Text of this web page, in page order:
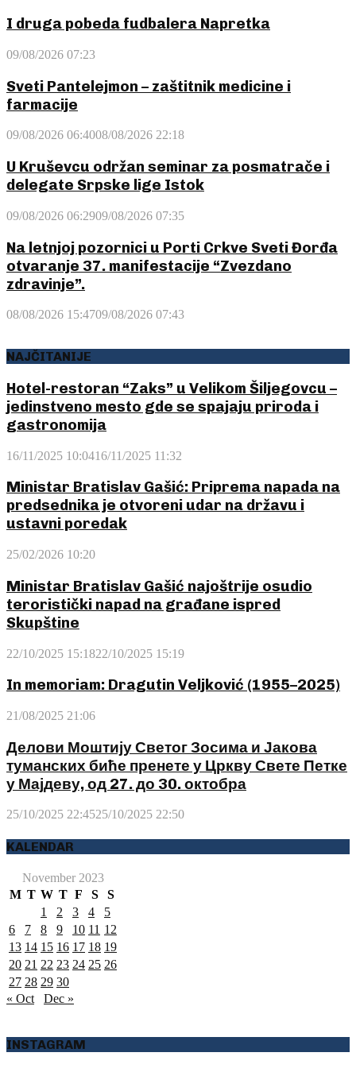
I druga pobeda fudbalera Napretka
09/08/2026 07:23
Sveti Pantelejmon – zaštitnik medicine i
farmacije
09/08/2026 06:4008/08/2026 22:18
U Kruševcu održan seminar za posmatrače i
delegate Srpske lige Istok
09/08/2026 06:2909/08/2026 07:35
Na letnjoj pozornici u Porti Crkve Sveti Đorđa
otvaranje 37. manifestacije “Zvezdano
zdravinje”.
08/08/2026 15:4709/08/2026 07:43
NAJČITANIJE
Hotel-restoran “Zaks” u Velikom Šiljegovcu –
jedinstveno mesto gde se spajaju priroda i
gastronomija
16/11/2025 10:0416/11/2025 11:32
Ministar Bratislav Gašić: Priprema napada na
predsednika je otvoreni udar na državu i
ustavni poredak
25/02/2026 10:20
Ministar Bratislav Gašić najoštrije osudio
teroristički napad na građane ispred
Skupštine
22/10/2025 15:1822/10/2025 15:19
In memoriam: Dragutin Veljković (1955–2025)
21/08/2025 21:06
Делови Моштију Светог Зосима и Јакова
туманских биће пренете у Цркву Свете Петке
у Мајдеву, од 27. до 30. октобра
25/10/2025 22:4525/10/2025 22:50
KALENDAR
November 2023
M T W T F S
S
1
2 3 4
5
6
7 8 9 10 11 12
13 14 15 16 17 18 19
20 21 22 23 24 25 26
27 28 29 30
« Oct
Dec »
INSTAGRAM